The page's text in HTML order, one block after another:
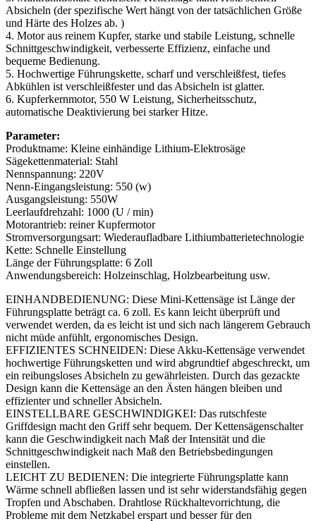
Absicheln (der spezifische Wert hängt von der tatsächlichen Größe
und Härte des Holzes ab. )
4. Motor aus reinem Kupfer, starke und stabile Leistung, schnelle
Schnittgeschwindigkeit, verbesserte Effizienz, einfache und
bequeme Bedienung.
5. Hochwertige Führungskette, scharf und verschleißfest, tiefes
Abkühlen ist verschleißfester und das Absicheln ist glatter.
6. Kupferkernmotor, 550 W Leistung, Sicherheitsschutz,
automatische Deaktivierung bei starker Hitze.
Parameter:
Produktname: Kleine einhändige Lithium-Elektrosäge
Sägekettenmaterial: Stahl
Nennspannung: 220V
Nenn-Eingangsleistung: 550 (w)
Ausgangsleistung: 550W
Leerlaufdrehzahl: 1000 (U / min)
Motorantrieb: reiner Kupfermotor
Stromversorgungsart: Wiederaufladbare Lithiumbatterietechnologie
Kette: Schnelle Einstellung
Länge der Führungsplatte: 6 Zoll
Anwendungsbereich: Holzeinschlag, Holzbearbeitung usw.
EINHANDBEDIENUNG: Diese Mini-Kettensäge ist Länge der
Führungsplatte beträgt ca. 6 zoll. Es kann leicht überprüft und
verwendet werden, da es leicht ist und sich nach längerem Gebrauch
nicht müde anfühlt, ergonomisches Design.
EFFIZIENTES SCHNEIDEN: Diese Akku-Kettensäge verwendet
hochwertige Führungsketten und wird abgrundtief abgeschreckt, um
ein reibungsloses Absicheln zu gewährleisten. Durch das gezackte
Design kann die Kettensäge an den Ästen hängen bleiben und
effizienter und schneller Absicheln.
EINSTELLBARE GESCHWINDIGKEI: Das rutschfeste
Griffdesign macht den Griff sehr bequem. Der Kettensägenschalter
kann die Geschwindigkeit nach Maß der Intensität und die
Schnittgeschwindigkeit nach Maß den Betriebsbedingungen
einstellen.
LEICHT ZU BEDIENEN: Die integrierte Führungsplatte kann
Wärme schnell abfließen lassen und ist sehr widerstandsfähig gegen
Tropfen und Abschaben. Drahtlose Rückhaltevorrichtung, die
Probleme mit dem Netzkabel erspart und besser für den